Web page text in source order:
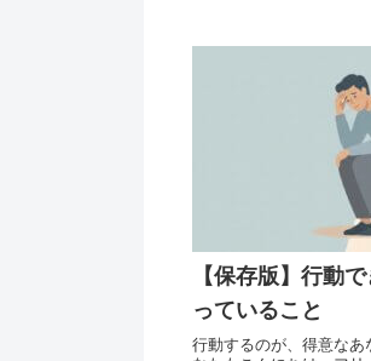
【保存版】行動
っていること
行動するのが、得意な